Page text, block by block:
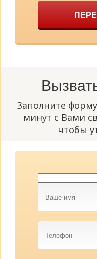
Заполните
минут с Вами
чтобы
Ваше
имя
Телефон